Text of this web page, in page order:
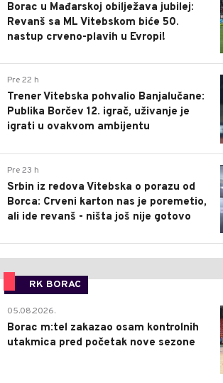
Borac u Mađarskoj obilježava jubilej:
Revanš sa ML Vitebskom biće 50.
nastup crveno-plavih u Evropi!
Pre 22 h
Trener Vitebska pohvalio Banjalučane:
Publika Borčev 12. igrač, uživanje je
igrati u ovakvom ambijentu
Pre 23 h
Srbin iz redova Vitebska o porazu od
Borca: Crveni karton nas je poremetio,
ali ide revanš - ništa još nije gotovo
RK BORAC
05.08.2026.
Borac m:tel zakazao osam kontrolnih
utakmica pred početak nove sezone